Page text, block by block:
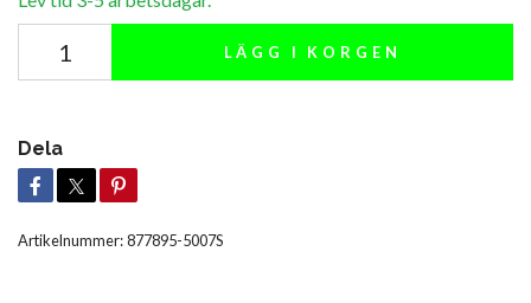
LÄGG I KORGEN
Dela
Artikelnummer:877895-5007S